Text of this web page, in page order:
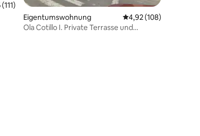
Bewertung: 4,95 von 5, 111 Bewertungen
Eigentumswohnung Durchschnittliche
4,92 (108)
Ola Cotillo I. Private Terrasse und